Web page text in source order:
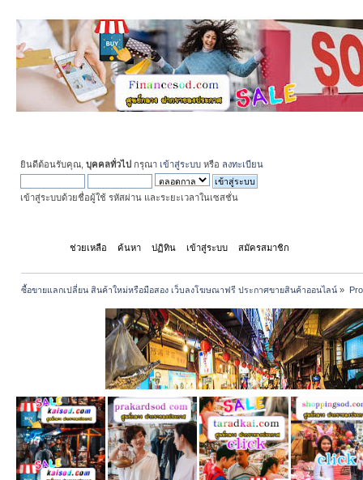
ยินดีต้อนรับคุณ, บุคคลทั่วไป กรุณา เข้าสู่ระบบ หรือ ลงทะเบียน
เข้าสู่ระบบด้วยชื่อผู้ใช้ รหัสผ่าน และระยะเวลาในเซสชั่น
ช่วยเหลือ ค้นหา ปฏิทิน เข้าสู่ระบบ สมัครสมาชิก
ซื้อขายแลกเปลี่ยน สินค้าใหม่หรือมือสอง เว็บลงโฆษณาฟรี ประกาศขายสินค้าออนไลน์ »